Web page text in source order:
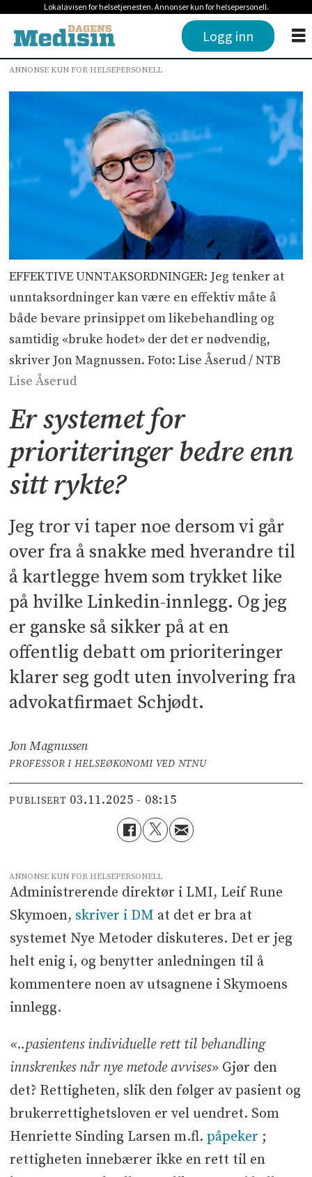
Lokalavisen for helsetjenesten. Annonser kun for helsepersonell.
Logg inn
ANNONSE KUN FOR HELSEPERSONELL
EFFEKTIVE UNNTAKSORDNINGER: Jeg tenker at
unntaksordninger kan være en effektiv måte å
både bevare prinsippet om likebehandling og
samtidig «bruke hodet» der det er nødvendig,
skriver Jon Magnussen. Foto: Lise Åserud / NTB
Lise Åserud
Er systemet for
prioriteringer bedre enn
sitt rykte?
Jeg tror vi taper noe dersom vi går
over fra å snakke med hverandre til
å kartlegge hvem som trykket like
på hvilke Linkedin-innlegg. Og jeg
er ganske så sikker på at en
offentlig debatt om prioriteringer
klarer seg godt uten involvering fra
advokatfirmaet Schjødt.
Jon Magnussen
PROFESSOR I HELSEØKONOMI VED NTNU
PUBLISERT 03.11.2025 - 08:15
ANNONSE KUN FOR HELSEPERSONELL
Administrerende direktør i LMI, Leif Rune
Skymoen, skriver i DM at det er bra at
systemet Nye Metoder diskuteres. Det er jeg
helt enig i, og benytter anledningen til å
kommentere noen av utsagnene i Skymoens
innlegg.
«..pasientens individuelle rett til behandling
innskrenkes når nye metode avvises»Gjør den
det? Rettigheten, slik den følger av pasient og
brukerrettighetsloven er vel uendret. Som
Henriette Sinding Larsen m.fl. påpeker ;
rettigheten innebærer ikke en rett til en